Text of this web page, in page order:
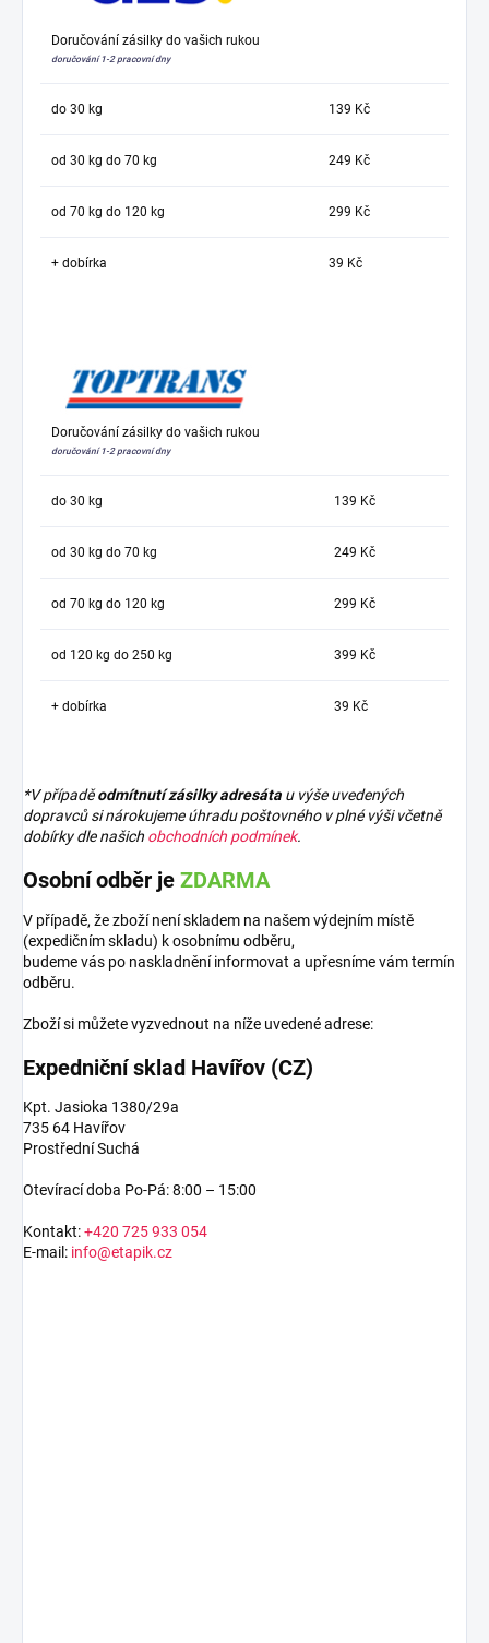
Doručování zásilky do vašich rukou
doručování 1-2 pracovní dny
do 30 kg 139 Kč
od 30 kg do 70 kg 249 Kč
od 70 kg do 120 kg 299 Kč
+ dobírka 39 Kč
Doručování zásilky do vašich rukou
doručování 1-2 pracovní dny
do 30 kg 139 Kč
od 30 kg do 70 kg 249 Kč
od 70 kg do 120 kg 299 Kč
od 120 kg do 250 kg 399 Kč
+ dobírka 39 Kč
*V případěodmítnutí zásilky adresáta u výše uvedených
dopravců si nárokujeme úhradu poštovného v plné výši včetně
dobírky dle našich obchodních podmínek.
Osobní odběr je ZDARMA
V případě, že zboží není skladem na našem výdejním místě
(expedičním skladu) k osobnímu odběru,
budeme vás po naskladnění informovat a upřesníme vám termín
odběru.
Zboží si můžete vyzvednout na níže uvedené adrese:
Expedniční sklad Havířov (CZ)
Kpt. Jasioka 1380/29a
735 64 Havířov
Prostřední Suchá
Otevírací doba Po-Pá: 8:00 – 15:00
Kontakt:+420 725 933 054
E-mail: info@etapik.cz